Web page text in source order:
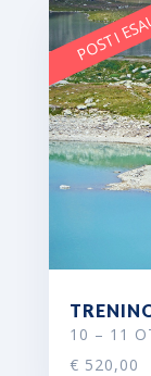
10 – 11
€ 520,00
POSTI